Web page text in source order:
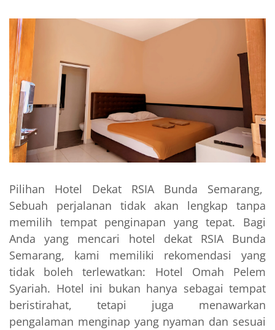
Pilihan Hotel Dekat RSIA Bunda Semarang,
Sebuah perjalanan tidak akan lengkap tanpa
memilih tempat penginapan yang tepat. Bagi
Anda yang mencari hotel dekat RSIA Bunda
Semarang, kami memiliki rekomendasi yang
tidak boleh terlewatkan: Hotel Omah Pelem
Syariah. Hotel ini bukan hanya sebagai tempat
beristirahat, tetapi juga menawarkan
pengalaman menginap yang nyaman dan sesuai